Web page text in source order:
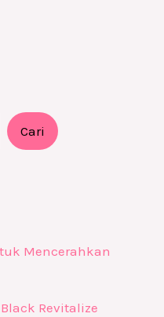
Cari
Mencerahkan
Revitalize